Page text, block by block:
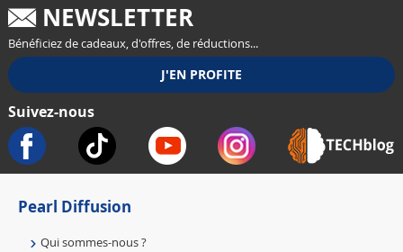
NEWSLETTER
Bénéficiez de cadeaux, d'offres, de réductions...
Suivez-nous
Pearl Diffusion
Qui sommes-nous ?